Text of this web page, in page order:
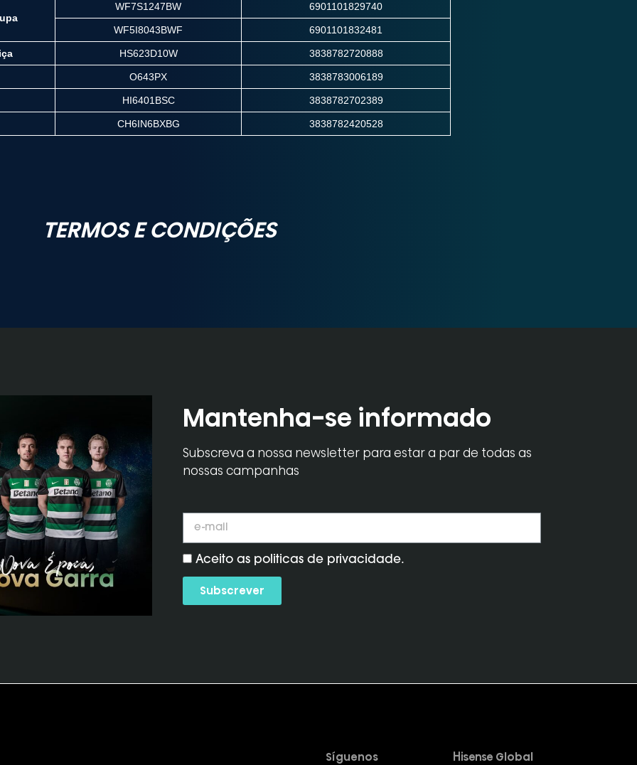
WF7S1247BW 6901101829740
WF5I8043BWF 6901101832481
HS623D10W 3838782720888
O643PX 3838783006189
HI6401BSC 3838782702389
CH6IN6BXBG 3838782420528
TERMOS E CONDIÇÕES
Mantenha-se informado
Subscreva a nossa newsletter para estar a par de todas as
nossas campanhas
Aceito as politicas de privacidade.
Subscrever
Síguenos Hisense Global